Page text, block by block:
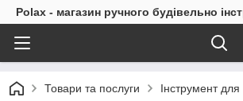
Polax - магазин ручного будівельно
Товари та послуги Інструмент